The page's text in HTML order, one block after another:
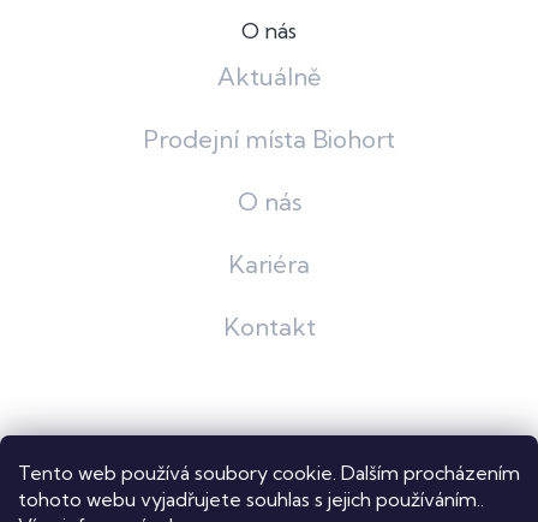
Tento web používá soubory cookie. Dalším procházením
tohoto webu vyjadřujete souhlas s jejich používáním..
O nás
Aktuálně
Prodejní místa Biohort
O nás
Kariéra
Kontakt
Shoptet